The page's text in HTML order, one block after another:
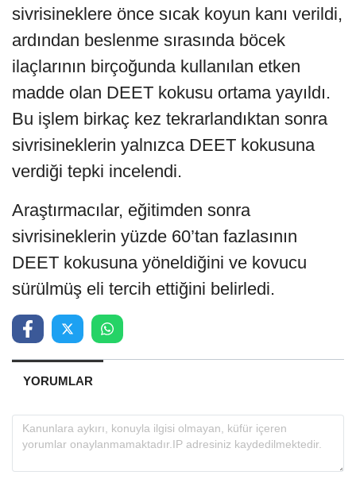
sivrisineklere önce sıcak koyun kanı verildi,
ardından beslenme sırasında böcek
ilaçlarının birçoğunda kullanılan etken
madde olan DEET kokusu ortama yayıldı.
Bu işlem birkaç kez tekrarlandıktan sonra
sivrisineklerin yalnızca DEET kokusuna
verdiği tepki incelendi.
Araştırmacılar, eğitimden sonra
sivrisineklerin yüzde 60’tan fazlasının
DEET kokusuna yöneldiğini ve kovucu
sürülmüş eli tercih ettiğini belirledi.
YORUMLAR